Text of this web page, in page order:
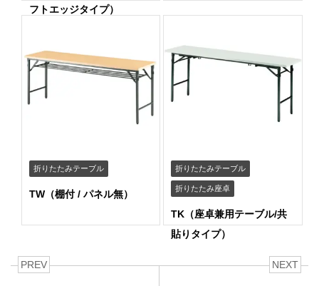
フトエッジタイプ）
折りたたみテーブル
TW（棚付 / パネル無）
折りたたみテーブル
折りたたみ座卓
TK（座卓兼用テーブル/共
貼りタイプ）
PREV NEXT